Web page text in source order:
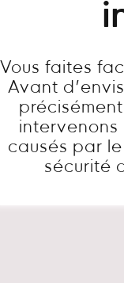
Vous faites
Avant
intervenons
causés par
sécurité